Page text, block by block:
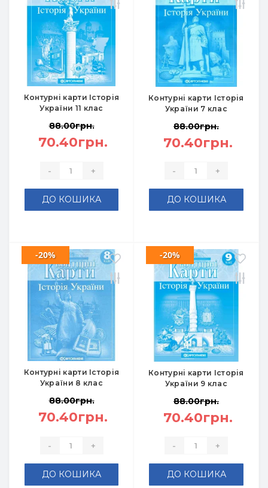
Контурні карти Історія
України 11 клас
88.00грн.
70.40грн.
- +
ДО КОШИКА
Контурні карти Історія
України 7 клас
88.00грн.
70.40грн.
- +
ДО КОШИКА
Контурні карти Історія
України 8 клас
-20%
88.00грн.
70.40грн.
- +
ДО КОШИКА
Контурні карти Історія
України 9 клас
-20%
88.00грн.
70.40грн.
- +
ДО КОШИКА